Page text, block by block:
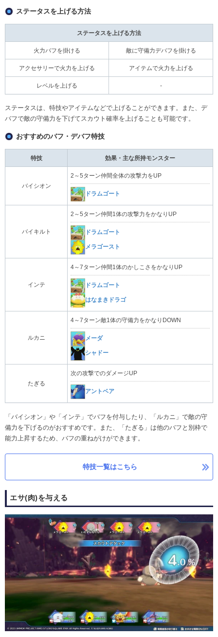
ステータスを上げる方法
ステータスを上げる方法
火力バフを掛ける 敵に守備力デバフを掛ける
アクセサリーで火力を上げる アイテムで火力を上げる
レベルを上げる -
ステータスは、特技やアイテムなどで上げることができます。また、デ
バフで敵の守備力を下げてスカウト確率を上げることも可能です。
おすすめのバフ・デバフ特技
特技 効果・主な所持モンスター
バイシオン
2～5ターン仲間全体の攻撃力をUP
ドラムゴート
バイキルト
2～5ターン仲間1体の攻撃力をかなりUP
ドラムゴート
メラゴースト
インテ
4～7ターン仲間1体のかしこさをかなりUP
ドラムゴート
はなまきドラゴ
ルカニ
4～7ターン敵1体の守備力をかなりDOWN
メーダ
シャドー
たぎる
次の攻撃でのダメージUP
アントベア
「バイシオン」や「インテ」でバフを付与したり、「ルカニ」で敵の守
備力を下げるのがおすすめです。また、「たぎる」は他のバフと別枠で
能力上昇するため、バフの重ねがけができます。
特技一覧はこちら
エサ(肉)を与える